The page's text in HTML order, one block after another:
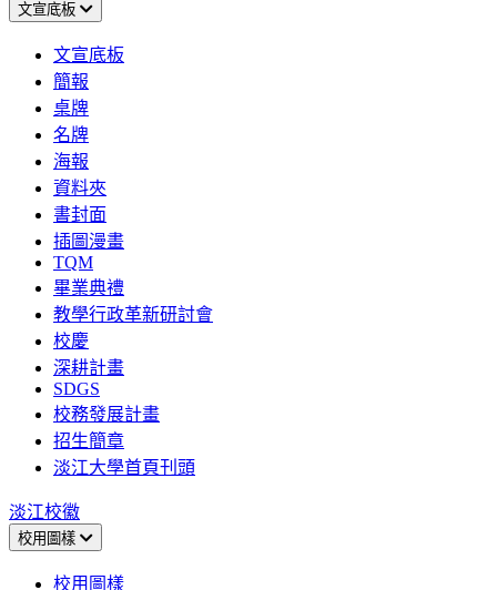
文宣底板
文宣底板
簡報
桌牌
名牌
海報
資料夾
書封面
插圖漫畫
TQM
畢業典禮
教學行政革新研討會
校慶
深耕計畫
SDGS
校務發展計畫
招生簡章
淡江大學首頁刊頭
淡江校徽
校用圖樣
校用圖樣